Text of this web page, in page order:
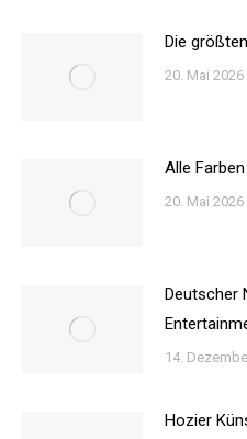
Die
20. Mai 2026
Alle
20. Mai 2026
Deutscher
14.
Hozier